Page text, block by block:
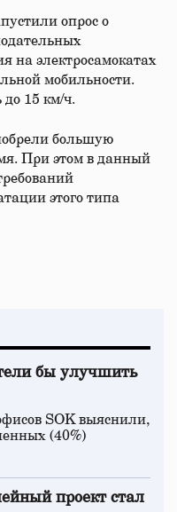
опрос о
на электросамокатах
мобильности.
до 15 км/ч.
большую
При этом в данный
этого типа
бы улучшить
SOK выяснили,
(40%)
проект стал